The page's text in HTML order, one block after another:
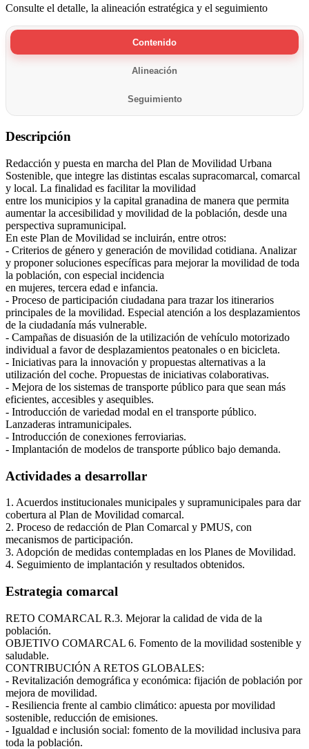
Consulte el detalle, la alineación estratégica y el seguimiento
Contenido
Alineación
Seguimiento
Descripción
Redacción y puesta en marcha del Plan de Movilidad Urbana
Sostenible, que integre las distintas escalas supracomarcal, comarcal
y local. La finalidad es facilitar la movilidad
entre los municipios y la capital granadina de manera que permita
aumentar la accesibilidad y movilidad de la población, desde una
perspectiva supramunicipal.
En este Plan de Movilidad se incluirán, entre otros:
- Criterios de género y generación de movilidad cotidiana. Analizar
y proponer soluciones específicas para mejorar la movilidad de toda
la población, con especial incidencia
en mujeres, tercera edad e infancia.
- Proceso de participación ciudadana para trazar los itinerarios
principales de la movilidad. Especial atención a los desplazamientos
de la ciudadanía más vulnerable.
- Campañas de disuasión de la utilización de vehículo motorizado
individual a favor de desplazamientos peatonales o en bicicleta.
- Iniciativas para la innovación y propuestas alternativas a la
utilización del coche. Propuestas de iniciativas colaborativas.
- Mejora de los sistemas de transporte público para que sean más
eficientes, accesibles y asequibles.
- Introducción de variedad modal en el transporte público.
Lanzaderas intramunicipales.
- Introducción de conexiones ferroviarias.
- Implantación de modelos de transporte público bajo demanda.
Actividades a desarrollar
1. Acuerdos institucionales municipales y supramunicipales para dar
cobertura al Plan de Movilidad comarcal.
2. Proceso de redacción de Plan Comarcal y PMUS, con
mecanismos de participación.
3. Adopción de medidas contempladas en los Planes de Movilidad.
4. Seguimiento de implantación y resultados obtenidos.
Estrategia comarcal
RETO COMARCAL R.3. Mejorar la calidad de vida de la
población.
OBJETIVO COMARCAL 6. Fomento de la movilidad sostenible y
saludable.
CONTRIBUCIÓN A RETOS GLOBALES:
- Revitalización demográfica y económica: fijación de población por
mejora de movilidad.
- Resiliencia frente al cambio climático: apuesta por movilidad
sostenible, reducción de emisiones.
- Igualdad e inclusión social: fomento de la movilidad inclusiva para
toda la población.